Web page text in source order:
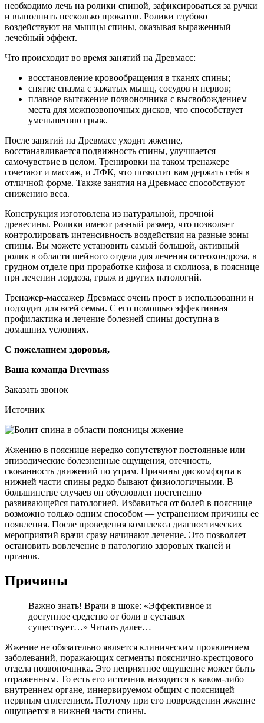
необходимо лечь на ролики спиной, зафиксироваться за ручки
и выполнить несколько прокатов. Ролики глубоко
воздействуют на мышцы спины, оказывая выраженный
лечебный эффект.
Что происходит во время занятий на Древмасс:
восстановление кровообращения в тканях спины;
снятие спазма с зажатых мышц, сосудов и нервов;
плавное вытяжение позвоночника с высвобождением
места для межпозвоночных дисков, что способствует
уменьшению грыж.
После занятий на Древмасс уходит жжение,
восстанавливается подвижность спины, улучшается
самочувствие в целом. Тренировки на таком тренажере
сочетают и массаж, и ЛФК, что позволит вам держать себя в
отличной форме. Также занятия на Древмасс способствуют
снижению веса.
Конструкция изготовлена из натуральной, прочной
древесины. Ролики имеют разный размер, что позволяет
контролировать интенсивность воздействия на разные зоны
спины. Вы можете установить самый большой, активный
ролик в области шейного отдела для лечения остеохондроза, в
грудном отделе при проработке кифоза и сколиоза, в пояснице
при лечении лордоза, грыж и других патологий.
Тренажер-массажер Древмасс очень прост в использовании и
подходит для всей семьи. С его помощью эффективная
профилактика и лечение болезней спины доступна в
домашних условиях.
С пожеланием здоровья,
Ваша команда Drevmass
Заказать звонок
Источник
Жжению в пояснице нередко сопутствуют постоянные или
эпизодические болезненные ощущения, отечность,
скованность движений по утрам. Причины дискомфорта в
нижней части спины редко бывают физиологичными. В
большинстве случаев он обусловлен постепенно
развивающейся патологией. Избавиться от болей в пояснице
возможно только одним способом — устранением причины ее
появления. После проведения комплекса диагностических
мероприятий врачи сразу начинают лечение. Это позволяет
остановить вовлечение в патологию здоровых тканей и
органов.
Причины
Важно знать! Врачи в шоке: «Эффективное и
доступное средство от боли в суставах
существует…» Читать далее…
Жжение не обязательно является клиническим проявлением
заболеваний, поражающих сегменты пояснично-крестцового
отдела позвоночника. Это неприятное ощущение может быть
отраженным. То есть его источник находится в каком-либо
внутреннем органе, иннервируемом общим с поясницей
нервным сплетением. Поэтому при его повреждении жжение
ощущается в нижней части спины.